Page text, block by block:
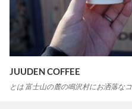
JUUDEN COFFEE
とは 富士山の麓の鳴沢村にお洒落な